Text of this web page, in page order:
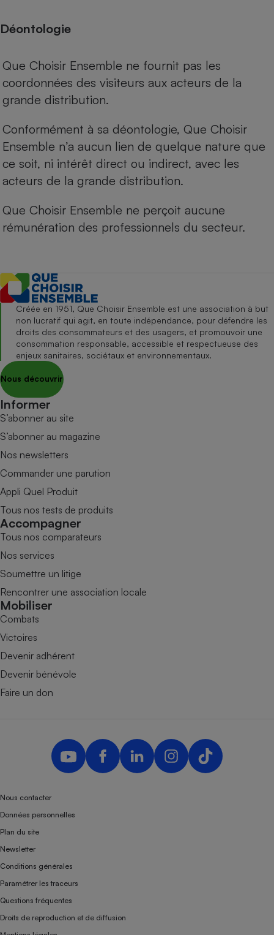
Déontologie
Que Choisir Ensemble ne fournit pas les
coordonnées des visiteurs aux acteurs de la
grande distribution.
Conformément à sa déontologie, Que Choisir
Ensemble n’a aucun lien de quelque nature que
ce soit, ni intérêt direct ou indirect, avec les
acteurs de la grande distribution.
Que Choisir Ensemble ne perçoit aucune
rémunération des professionnels du secteur.
Créée en 1951, Que Choisir Ensemble est une association à but
non lucratif qui agit, en toute indépendance, pour défendre les
droits des consommateurs et des usagers, et promouvoir une
consommation responsable, accessible et respectueuse des
enjeux sanitaires, sociétaux et environnementaux.
Nous découvrir
Informer
S’abonner au site
S’abonner au magazine
Nos newsletters
Commander une parution
Appli Quel Produit
Tous nos tests de produits
Accompagner
Tous nos comparateurs
Nos services
Soumettre un litige
Rencontrer une association locale
Mobiliser
Combats
Victoires
Devenir adhérent
Devenir bénévole
Faire un don
Nous contacter
Données personnelles
Plan du site
Newsletter
Conditions générales
Paramétrer les traceurs
Questions fréquentes
Droits de reproduction et de diffusion